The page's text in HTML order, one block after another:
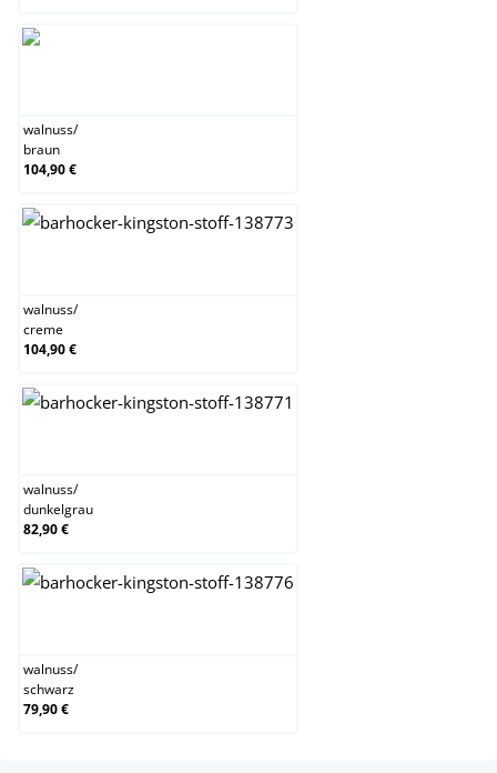
walnuss/
braun
104,90 €
walnuss/
creme
104,90 €
walnuss/
dunkelgrau
82,90 €
walnuss/
schwarz
79,90 €